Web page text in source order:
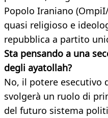
Popolo Iraniano
quasi religioso e
repubblica a partito
Sta pensando a una
degli ayatollah?
No, il potere esecutivo
svolgerà un ruolo di
del futuro sistema